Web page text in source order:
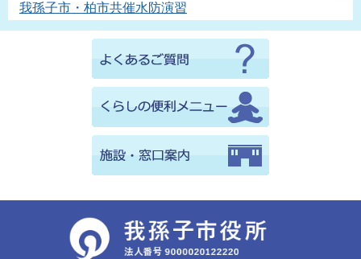
我孫子市・柏市共催水防演習